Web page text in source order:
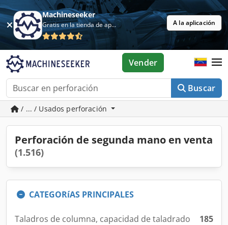
Machineseeker
Gratis en la tienda de aplicaciones A la aplicación
Buscar
Vender
/ ... / Usados perforación
Perforación de segunda mano en venta
(1.516)
CATEGORíAS PRINCIPALES
Taladros de columna, capacidad de taladrado
185